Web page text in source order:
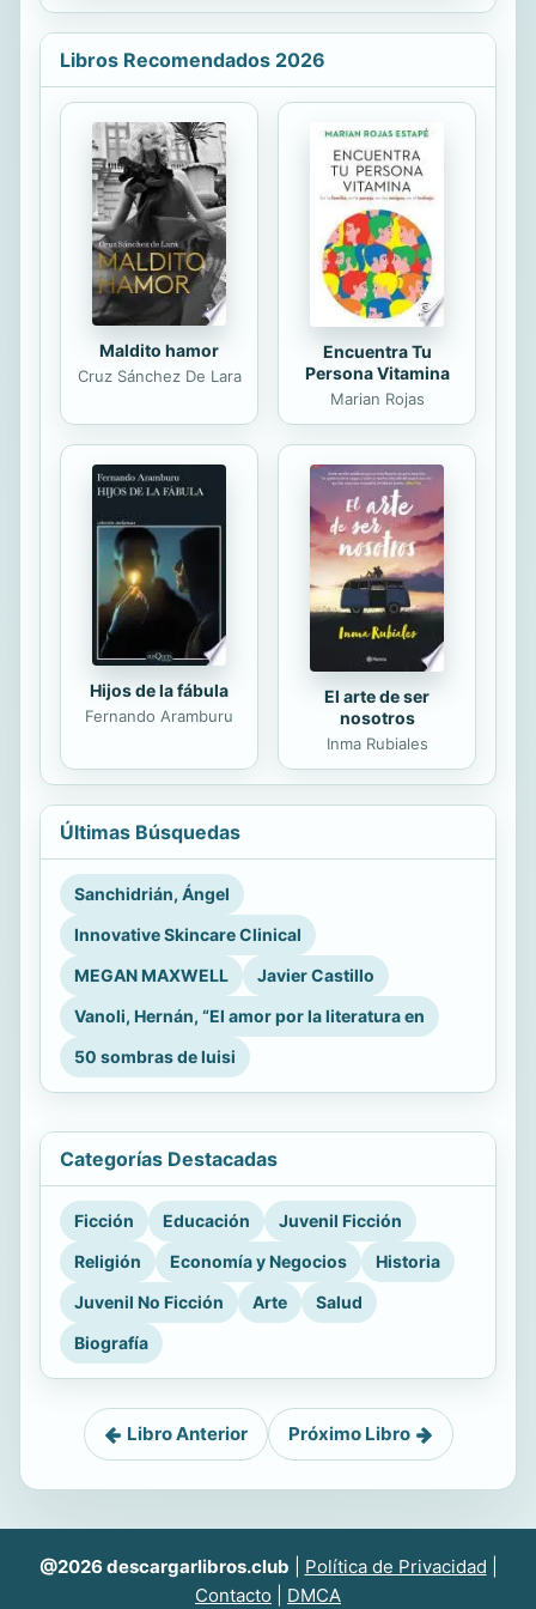
mentalidad, que pueda asimilar, lo
mismo la teora de Einstein que la de
Freud que las serenas meditaciones
tomistas de Guardini. Hay que llevar
una nueva sabia a la inteligencia de
la juventud, para que se compenetre
de todos los problemas, de todas las
dudas, de todos los intentos de
soluciones que en el momento
actual...
Libros Recomendados 2026
Maldito hamor
Cruz Sánchez De Lara
Encuentra Tu
Persona Vitamina
Marian Rojas
Hijos de la fábula
Fernando Aramburu
El arte de ser
nosotros
Inma Rubiales
Últimas Búsquedas
Sanchidrián, Ángel
Innovative Skincare Clinical
MEGAN MAXWELL
Javier Castillo
Vanoli, Hernán, “El amor por la literatura en
50 sombras de luisi
Categorías Destacadas
Ficción Educación
Juvenil Ficción
Religión
Economía y Negocios
Historia
Juvenil No Ficción
Arte
Salud
Biografía
Libro Anterior Próximo Libro
@2026 descargarlibros.club Política de Privacidad
Contacto
DMCA